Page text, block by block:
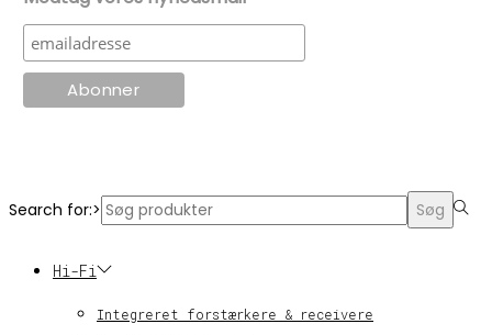
Search for:> Søg
Hi-Fi
Integreret forstærkere & receivere